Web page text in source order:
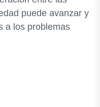
puede avanzar y
a los problemas